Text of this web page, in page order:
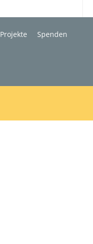
Projekte Spenden